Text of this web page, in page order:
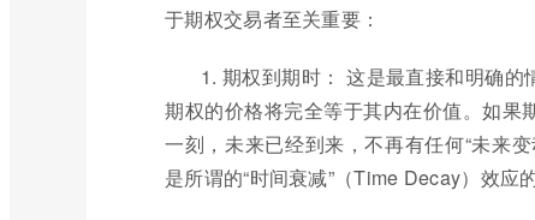
于期权交易者至关重要：
1. 期权到期时： 这是最直接和明确的
期权的价格将完全等于其内在价值。如果
一刻，未来已经到来，不再有任何“未来
是所谓的“时间衰减”（Time Decay）效应